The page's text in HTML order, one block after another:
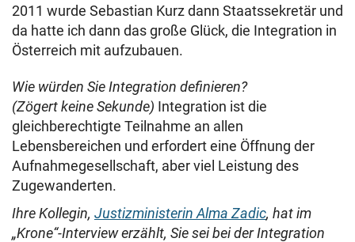
2011 wurde Sebastian Kurz dann Staatssekretär und
da hatte ich dann das große Glück, die Integration in
Österreich mit aufzubauen.
Wie würden Sie Integration definieren?
(Zögert keine Sekunde) Integration ist die
gleichberechtigte Teilnahme an allen
Lebensbereichen und erfordert eine Öffnung der
Aufnahmegesellschaft, aber viel Leistung des
Zugewanderten.
Ihre Kollegin, Justizministerin Alma Zadic, hat im
„Krone“-Interview erzählt, Sie sei bei der Integration